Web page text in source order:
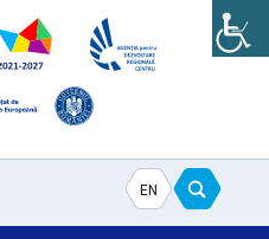
EN